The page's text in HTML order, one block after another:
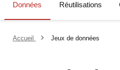
Données Réutilisations
Accueil Jeux de données